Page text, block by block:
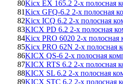
80Kicx EX 165.2 2-x полосная
81Kicx GFQ-6.2 2-x полосная
82Kicx ICQ 6.2 2-x полосная
83KICX PD 6.2 2-x полосная
84Kicx PRO 6020 2-x полосная
85Kicx PRO 62N 2-x полосная
86KICX QS-6 2-x полосная
87KICX RTS 6.2 2-x полосная
88KICX SL 6.2 2-x полосная
89KICX STC 6.2 2-x полосная